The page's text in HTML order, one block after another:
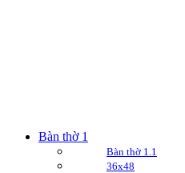
Bàn thờ 1
Bàn thờ 1.1
36x48